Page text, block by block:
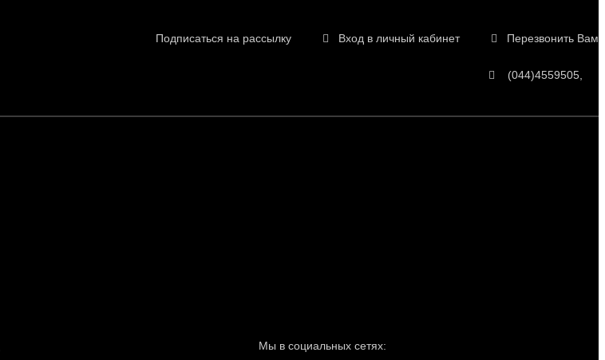
Подписаться на рассылку
Вход в личный кабинет Перезвонить Вам
(044)4559505
Мы в социальных сетях: